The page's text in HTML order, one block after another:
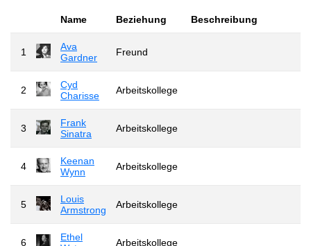
Name Beziehung Beschreibung
1
Ava
Gardner
Freund
2
Cyd
Charisse
Arbeitskollege
3
Frank
Sinatra
Arbeitskollege
4
Keenan
Wynn
Arbeitskollege
5
Louis
Armstrong
Arbeitskollege
6
Ethel
Arbeitskollege